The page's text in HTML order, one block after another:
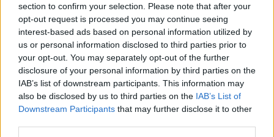
section to confirm your selection. Please note that after your
opt-out request is processed you may continue seeing
interest-based ads based on personal information utilized by
us or personal information disclosed to third parties prior to
your opt-out. You may separately opt-out of the further
disclosure of your personal information by third parties on the
IAB’s list of downstream participants. This information may
also be disclosed by us to third parties on the IAB’s List of
Downstream Participants that may further disclose it to other